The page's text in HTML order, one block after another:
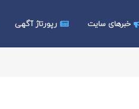
خبرهای سایت رپورتاژ آگهی